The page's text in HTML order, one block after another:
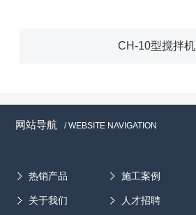
CH-10型搅拌机
网站导航 / WEBSITE NAVIGATION
热销产品 施工案例
关于我们 人才招聘